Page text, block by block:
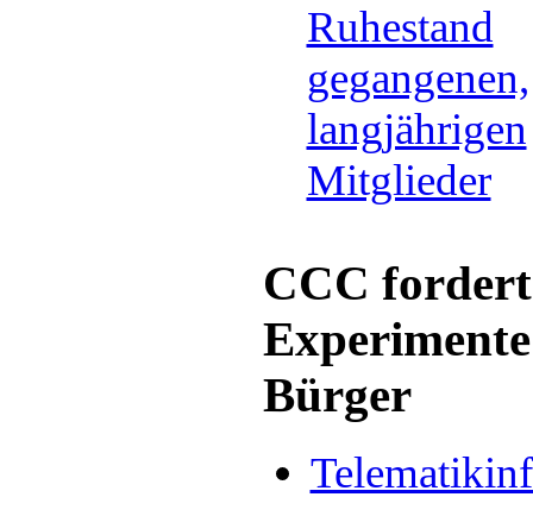
Ruhestand
gegangenen,
langjährigen
Mitglieder
CCC
Bürger